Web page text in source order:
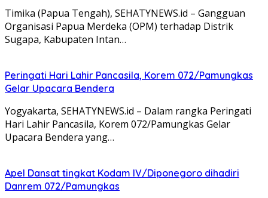
Timika (Papua Tengah), SEHATYNEWS.id – Gangguan
Organisasi Papua Merdeka (OPM) terhadap Distrik
Sugapa, Kabupaten Intan…
Peringati Hari Lahir Pancasila, Korem 072/Pamungkas
Gelar Upacara Bendera
Yogyakarta, SEHATYNEWS.id – Dalam rangka Peringati
Hari Lahir Pancasila, Korem 072/Pamungkas Gelar
Upacara Bendera yang…
Apel Dansat tingkat Kodam lV/Diponegoro dihadiri
Danrem 072/Pamungkas